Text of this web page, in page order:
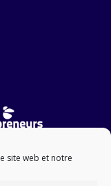
site web et notre